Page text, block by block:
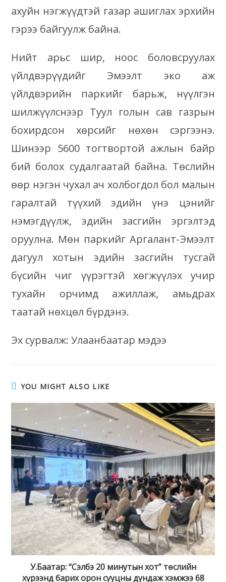
ахуйн нэгжүүдтэй газар ашиглах эрхийн
гэрээ байгуулж байна.
Нийт арьс шир, ноос боловсруулах
үйлдвэрүүдийг Эмээлт эко аж
үйлдвэрийн паркийг барьж, нүүлгэн
шилжүүлснээр Туул голын сав газрын
бохирдсон хөрсийг нөхөн сэргээнэ.
Шинээр 5600 тогтвортой ажлын байр
бий болох судалгаатай байна. Төслийн
өөр нэгэн чухал ач холбогдол бол малын
гаралтай түүхий эдийн үнэ цэнийг
нэмэгдүүлж, эдийн засгийн эргэлтэд
оруулна. Мөн паркийг Аргалант-Эмээлт
дагуул хотын эдийн засгийн тусгай
бүсийн чиг үүрэгтэй хөгжүүлэх учир
тухайн орчимд ажиллаж, амьдрах
таатай нөхцөл бүрдэнэ.
Эх сурвалж: Улаанбаатар мэдээ
YOU MIGHT ALSO LIKE
У.Баатар: “Сэлбэ 20 минутын хот” төслийн
хүрээнд барих орон сууцны дундаж хэмжээ 68